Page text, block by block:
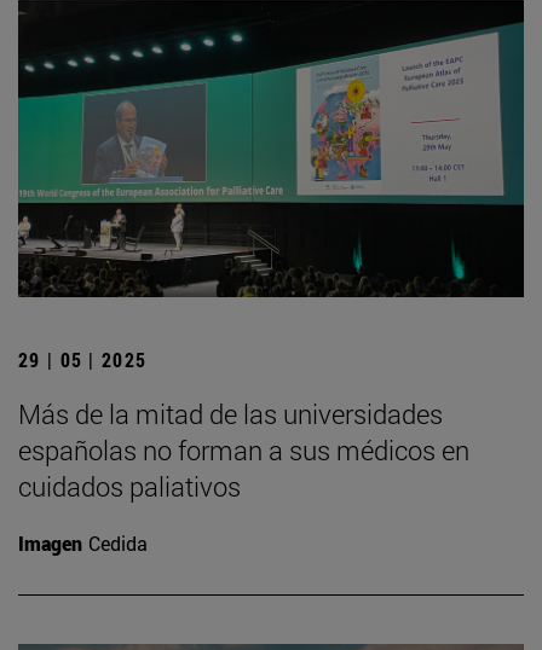
29 | 05 | 2025
Más de la mitad de las universidades
españolas no forman a sus médicos en
cuidados paliativos
Imagen Cedida